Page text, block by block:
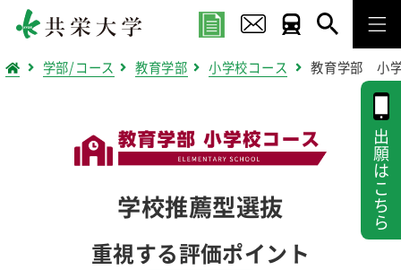
出願はこちら
学部/コース 教育学部 小学校コース 教育学部 小
学校推薦型選抜
重視する評価ポイント